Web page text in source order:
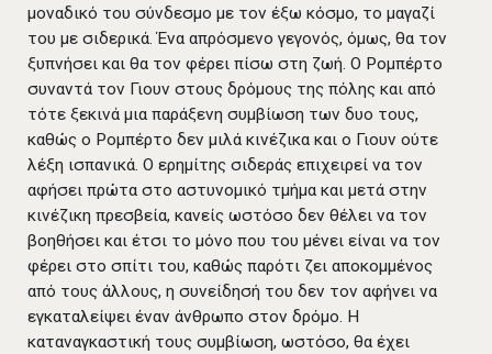
μοναδικό του σύνδεσμο με τον έξω κόσμο, το μαγαζί
του με σιδερικά. Ένα απρόσμενο γεγονός, όμως, θα τον
ξυπνήσει και θα τον φέρει πίσω στη ζωή. Ο Ρομπέρτο
συναντά τον Γιουν στους δρόμους της πόλης και από
τότε ξεκινά μια παράξενη συμβίωση των δυο τους,
καθώς ο Ρομπέρτο δεν μιλά κινέζικα και ο Γιουν ούτε
λέξη ισπανικά. Ο ερημίτης σιδεράς επιχειρεί να τον
αφήσει πρώτα στο αστυνομικό τμήμα και μετά στην
κινέζικη πρεσβεία, κανείς ωστόσο δεν θέλει να τον
βοηθήσει και έτσι το μόνο που του μένει είναι να τον
φέρει στο σπίτι του, καθώς παρότι ζει αποκομμένος
από τους άλλους, η συνείδησή του δεν τον αφήνει να
εγκαταλείψει έναν άνθρωπο στον δρόμο. Η
καταναγκαστική τους συμβίωση, ωστόσο, θα έχει